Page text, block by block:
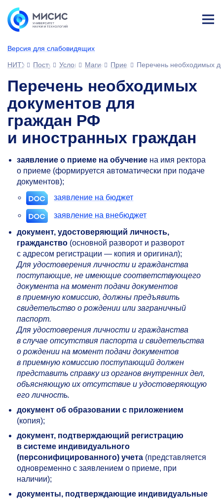
Версия для слабовидящих
ине
НИТУ МИСИСПоступающимУсловия приемаМагистратура и специализированное
Прием документов
Перечень необходимых
Перечень необходимых
документов для
граждан РФ
и иностранных граждан
заявление о приеме на обучение на имя ректора
о приеме (формируется автоматически при подаче
документов);
заявление на бюджет
заявление на внебюджет
документ, удостоверяющий личность,
гражданство (основной разворот и разворот
с адресом регистрации — копия и оригинал);
Для удостоверения личности и гражданства
поступающие, не имеющие соответствующего
документа на момент подачи документов
в приемную комиссию, должны предъявить
свидетельство о рождении или заграничный
паспорт.
Для удостоверения личности и гражданства
в случае отсутствия паспорта и свидетельства
о рождении на момент подачи документов
в приемную комиссию поступающий должен
представить справку из органов внутренних дел,
объясняющую их отсутствие и удостоверяющую
его личность.
документ об образовании с приложением
(копия);
документ, подтверждающий регистрацию
в системе индивидуального
(персонифицированного) учета (представляется
одновременно с заявлением о приеме, при
наличии);
документы, подтверждающие индивидуальные